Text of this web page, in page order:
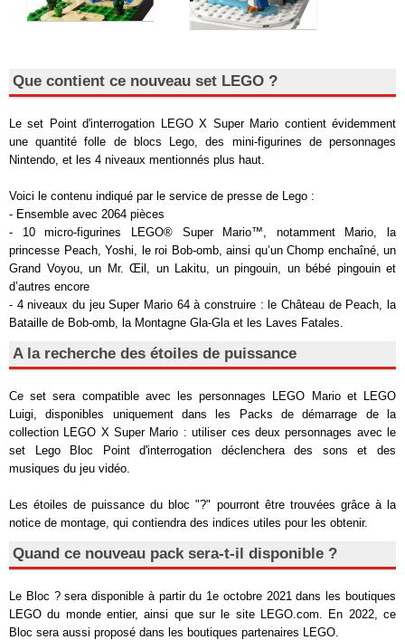
Que contient ce nouveau set LEGO ?
Le set Point d'interrogation LEGO X Super Mario contient évidemment
une quantité folle de blocs Lego, des mini-figurines de personnages
Nintendo, et les 4 niveaux mentionnés plus haut.
Voici le contenu indiqué par le service de presse de Lego :
- Ensemble avec 2064 pièces
- 10 micro-figurines LEGO® Super Mario™, notamment Mario, la
princesse Peach, Yoshi, le roi Bob-omb, ainsi qu’un Chomp enchaîné, un
Grand Voyou, un Mr. Œil, un Lakitu, un pingouin, un bébé pingouin et
d’autres encore
- 4 niveaux du jeu Super Mario 64 à construire : le Château de Peach, la
Bataille de Bob-omb, la Montagne Gla-Gla et les Laves Fatales.
A la recherche des étoiles de puissance
Ce set sera compatible avec les personnages LEGO Mario et LEGO
Luigi, disponibles uniquement dans les Packs de démarrage de la
collection LEGO X Super Mario : utiliser ces deux personnages avec le
set Lego Bloc Point d'interrogation déclenchera des sons et des
musiques du jeu vidéo.
Les étoiles de puissance du bloc "?" pourront être trouvées grâce à la
notice de montage, qui contiendra des indices utiles pour les obtenir.
Quand ce nouveau pack sera-t-il disponible ?
Le Bloc ? sera disponible à partir du 1e octobre 2021 dans les boutiques
LEGO du monde entier, ainsi que sur le site LEGO.com. En 2022, ce
Bloc sera aussi proposé dans les boutiques partenaires LEGO.